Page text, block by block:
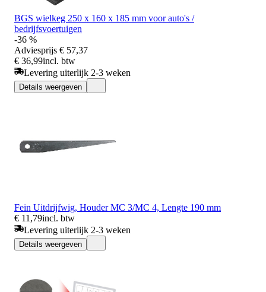
BGS wielkeg 250 x 160 x 185 mm voor auto's /
bedrijfsvoertuigen
-36 %
Adviesprijs € 57,37
€ 36,99incl. btw
Levering uiterlijk 2-3 weken
Details weergeven
Fein Uitdrijfwig, Houder MC 3/MC 4, Lengte 190 mm
€ 11,79incl. btw
Levering uiterlijk 2-3 weken
Details weergeven